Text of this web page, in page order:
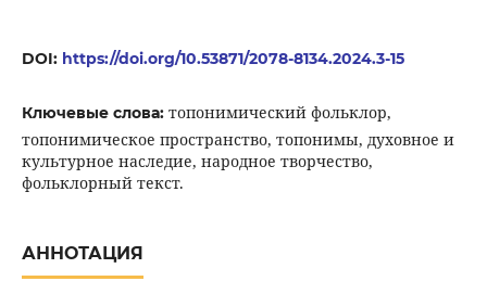
DOI: https://doi.org/10.53871/2078-8134.2024.3-15
Ключевые слова: топонимический фольклор,
топонимическое пространство, топонимы, духовное и
культурное наследие, народное творчество,
фольклорный текст.
АННОТАЦИЯ